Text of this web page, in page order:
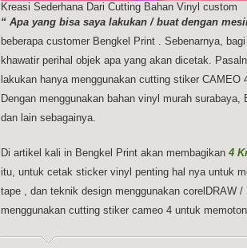
Kreasi Sederhana Dari Cutting Bahan Vinyl custom
“ Apa yang bisa saya lakukan / buat dengan
beberapa customer Bengkel Print . Sebenarnya,
khawatir perihal objek apa yang akan dicetak.
lakukan hanya menggunakan cutting stiker
Dengan menggunakan bahan vinyl murah
dan lain sebagainya.
Di artikel kali in Bengkel Print akan membagikan 4
itu, untuk cetak sticker vinyl penting hal nya untuk
tape , dan teknik design menggunakan corelDRAW
menggunakan cutting stiker cameo 4 untuk